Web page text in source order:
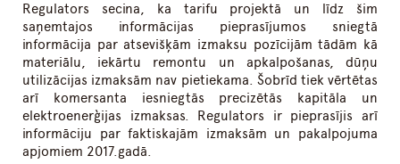
Regulators secina, ka tarifu projektā un līdz šim
saņemtajos informācijas pieprasījumos sniegtā
informācija par atsevišķām izmaksu pozīcijām tādām kā
materiālu, iekārtu remontu un apkalpošanas, dūņu
utilizācijas izmaksām nav pietiekama. Šobrīd tiek vērtētas
arī komersanta iesniegtās precizētās kapitāla un
elektroenerģijas izmaksas. Regulators ir pieprasījis arī
informāciju par faktiskajām izmaksām un pakalpojuma
apjomiem 2017.gadā.